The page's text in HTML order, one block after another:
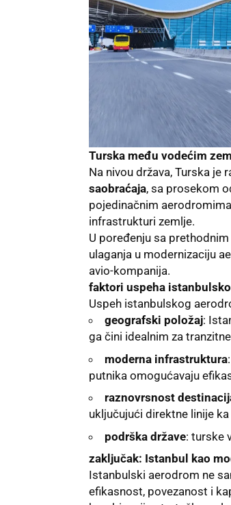
Turska među vodećim
Na nivou država, Turska je
saobraćaja, sa prosekom
pojedinačnim
infrastrukturi zemlje.
U poređenju sa
ulaganja u modernizaciju
avio-kompanija.
faktori uspeha
Uspeh istanbulskog
geografski položaj:
ga čini idealnim za
moderna infrastruktura
putnika omogućavaju
raznovrsnost
uključujući direktne linije
podrška države: turske
zaključak: Istanbul kao
Istanbulski aerodrom ne
efikasnost, povezanost i